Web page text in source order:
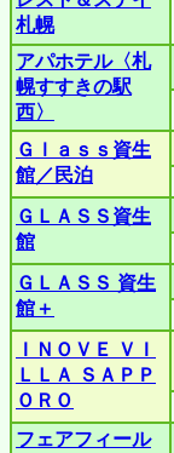
札幌
アパホテル〈札
幌すすきの駅
西〉
Ｇｌａｓｓ資生
館／民泊
ＧＬＡＳＳ資生
館
ＧＬＡＳＳ 資生
館＋
ＩＮＯＶＥ ＶＩ
ＬＬＡ ＳＡＰＰ
ＯＲＯ
フェアフィール